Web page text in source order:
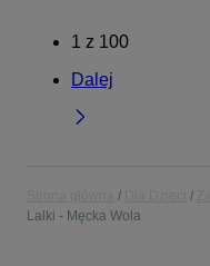
1 z 100
Dalej
Lalki - Męcka Wola